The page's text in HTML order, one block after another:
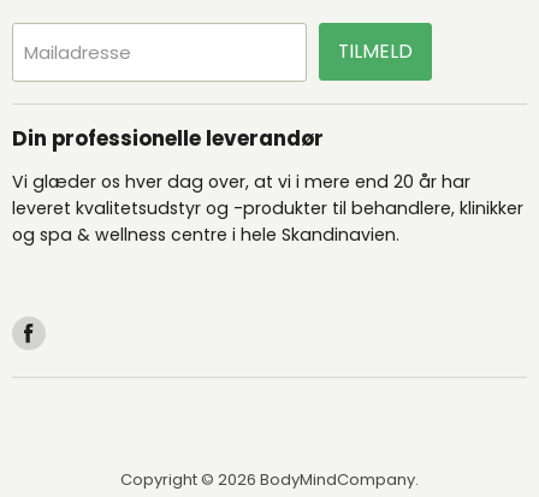
Mailadresse TILMELD
Din professionelle leverandør
Vi glæder os hver dag over, at vi i mere end 20 år har
leveret kvalitetsudstyr og -produkter til behandlere, klinikker
og spa & wellness centre i hele Skandinavien.
Find
på
Copyright © 2026 BodyMindCompany.